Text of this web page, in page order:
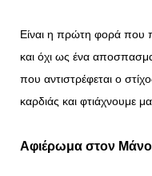
Είναι η πρώτη φορά που
και όχι ως ένα
που αντιστρέφεται ο
καρδιάς και φτιάχνουμε
Αφιέρωμα στον Μάνο